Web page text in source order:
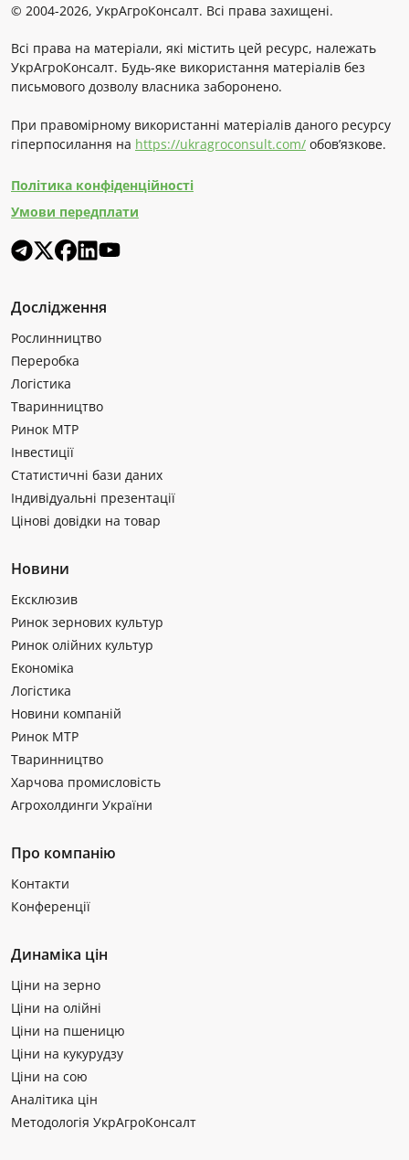
© 2004-2026, УкрАгроКонсалт. Всі права захищені.
Всі права на матеріали, які містить цей ресурс, належать
УкрАгроКонсалт. Будь-яке використання матеріалів без
письмового дозволу власника заборонено.
При правомірному використанні матеріалів даного ресурсу
гіперпосилання на https://ukragroconsult.com/ обов’язкове.
Політика конфіденційності
Умови передплати
Дослідження
Рослинництво
Переробка
Логістика
Тваринництво
Ринок МТР
Інвестиції
Статистичні бази даних
Індивідуальні презентації
Цінові довідки на товар
Новини
Ексклюзив
Ринок зернових культур
Ринок олійних культур
Економіка
Логістика
Новини компаній
Ринок МТР
Тваринництво
Харчова промисловість
Агрохолдинги України
Про компанію
Контакти
Конференції
Динаміка цін
Ціни на зерно
Ціни на олійні
Ціни на пшеницю
Ціни на кукурудзу
Ціни на сою
Аналітика цін
Методологія УкрАгроКонсалт